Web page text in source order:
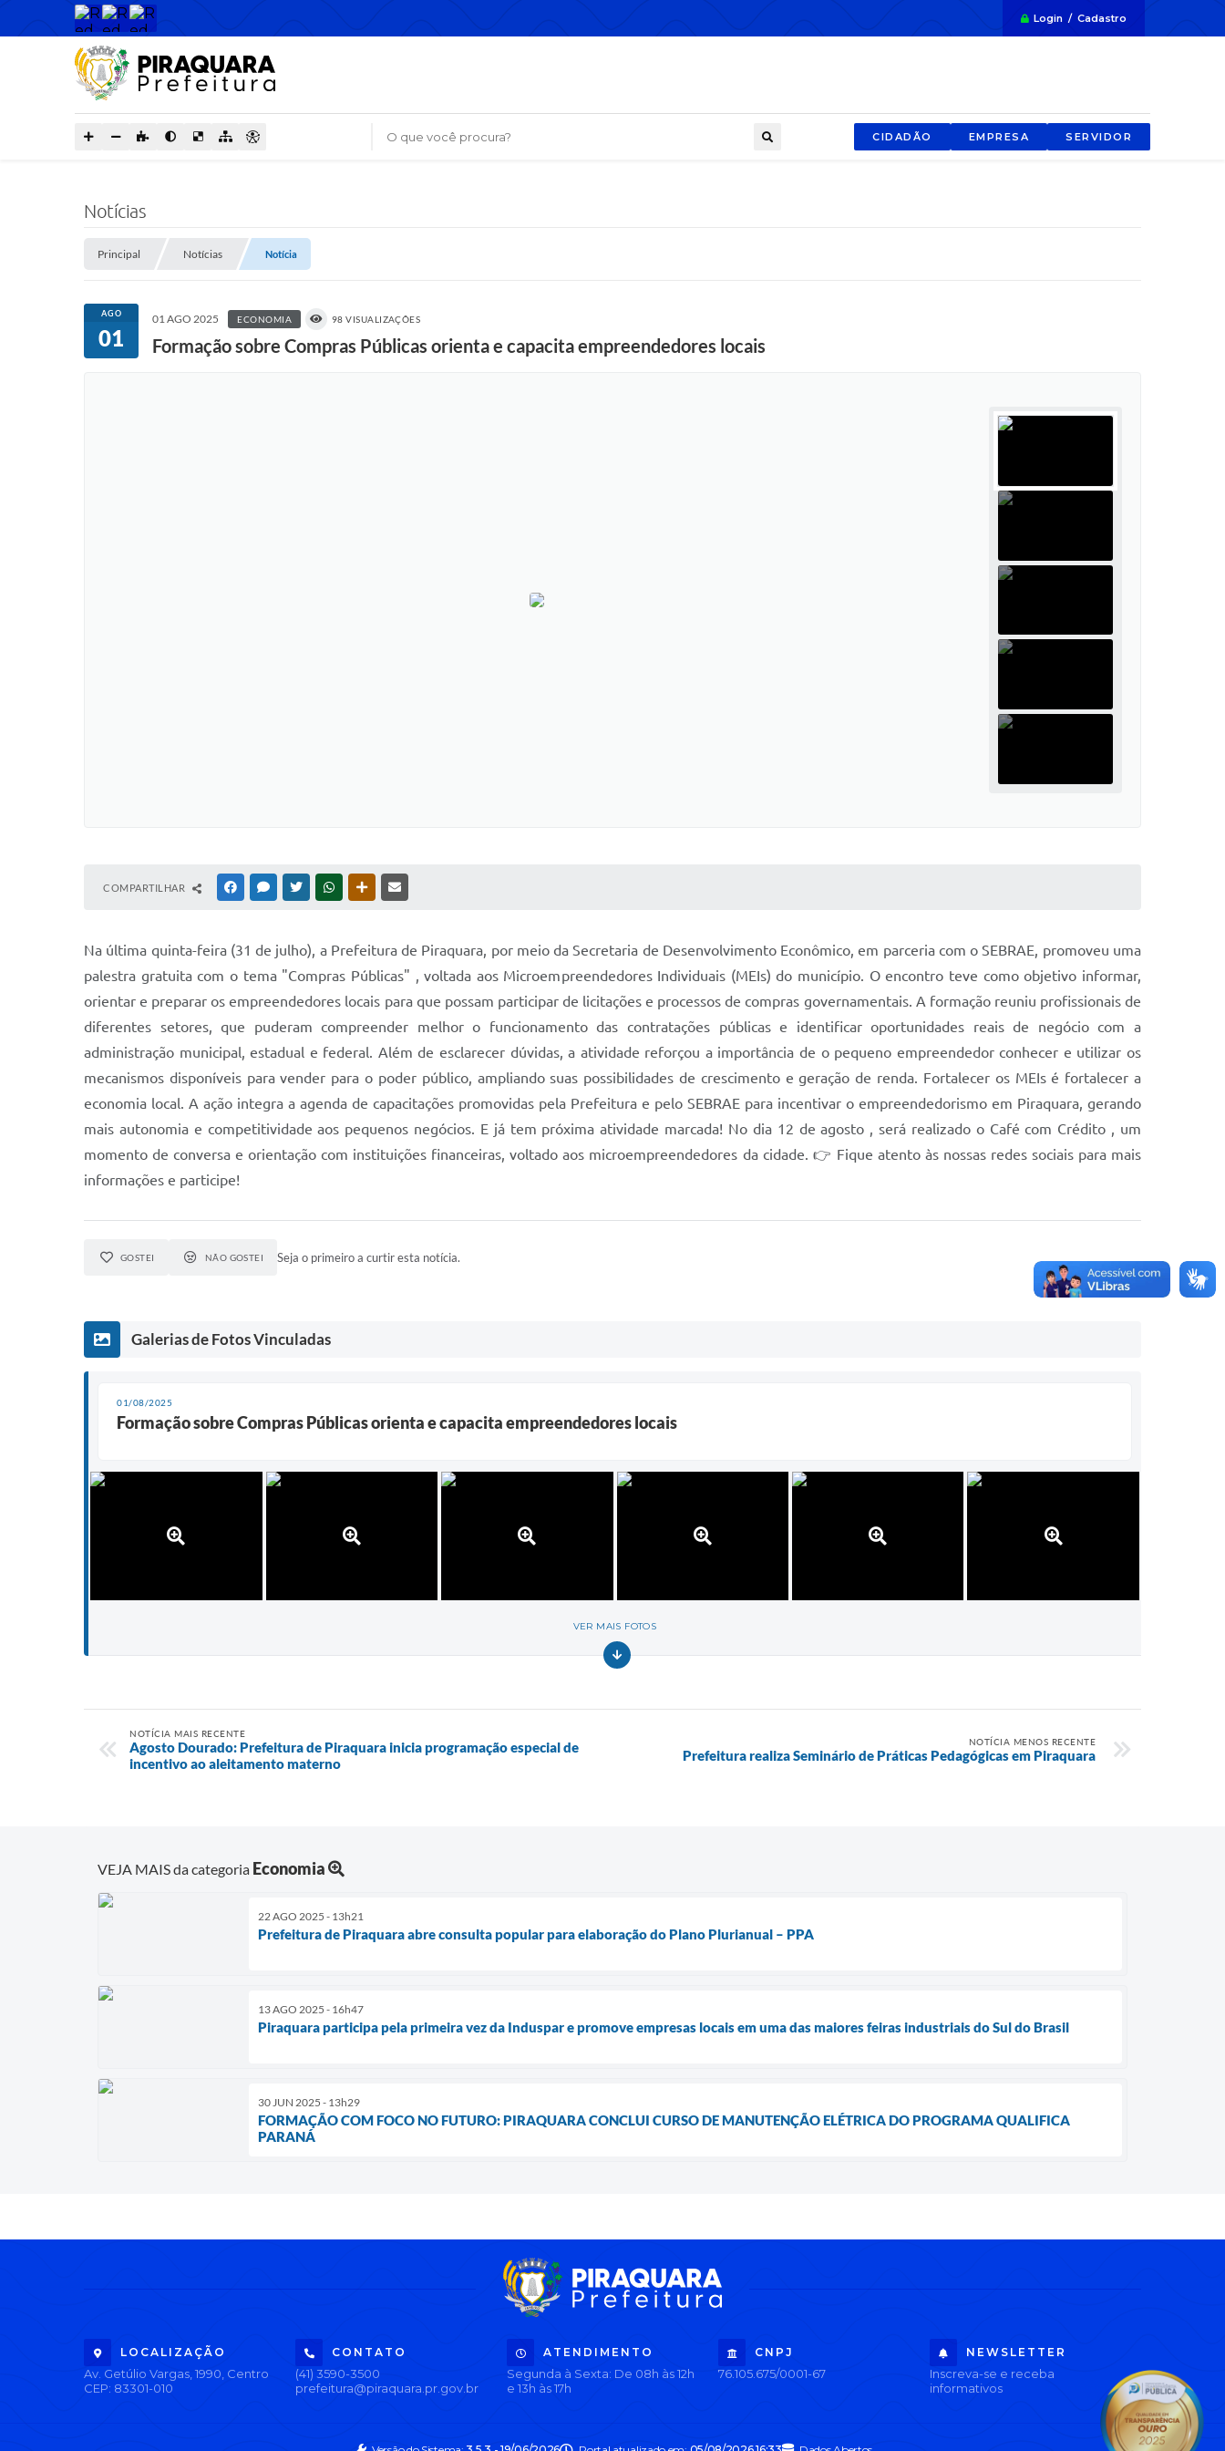
Login / Cadastro
O que você procura? CIDADÃO EMPRESA SERVIDOR
Notícias
Principal Notícias Notícia
AGO
01
01 AGO 2025 ECONOMIA 98 VISUALIZAÇÕES
Formação sobre Compras Públicas orienta e capacita empreendedores locais
COMPARTILHAR FACEBOOKMESSENGER
TWITTERWHATSAPPOUTRAS MÍDIAS
Na última quinta-feira (31 de julho), a Prefeitura de Piraquara, por meio da Secretaria de Desenvolvimento Econômico, em parceria com o SEBRAE, promoveu uma
palestra gratuita com o tema "Compras Públicas" , voltada aos Microempreendedores Individuais (MEIs) do município. O encontro teve como objetivo informar,
orientar e preparar os empreendedores locais para que possam participar de licitações e processos de compras governamentais. A formação reuniu profissionais de
diferentes setores, que puderam compreender melhor o funcionamento das contratações públicas e identificar oportunidades reais de negócio com a
administração municipal, estadual e federal. Além de esclarecer dúvidas, a atividade reforçou a importância de o pequeno empreendedor conhecer e utilizar os
mecanismos disponíveis para vender para o poder público, ampliando suas possibilidades de crescimento e geração de renda. Fortalecer os MEIs é fortalecer a
economia local. A ação integra a agenda de capacitações promovidas pela Prefeitura e pelo SEBRAE para incentivar o empreendedorismo em Piraquara, gerando
mais autonomia e competitividade aos pequenos negócios. E já tem próxima atividade marcada! No dia 12 de agosto , será realizado o Café com Crédito , um
momento de conversa e orientação com instituições financeiras, voltado aos microempreendedores da cidade. 👉 Fique atento às nossas redes sociais para mais
informações e participe!
GOSTEI NÃO GOSTEI Seja o primeiro a curtir esta notícia.
Galerias de Fotos Vinculadas
01/08/2025
Formação sobre Compras Públicas orienta e capacita empreendedores locais
VER MAIS FOTOS
NOTÍCIA MAIS RECENTE
Agosto Dourado: Prefeitura de Piraquara inicia programação especial de
incentivo ao aleitamento materno
NOTÍCIA MENOS RECENTE
Prefeitura realiza Seminário de Práticas Pedagógicas em Piraquara
VEJA MAIS da categoria Economia
22 AGO 2025 - 13h21
Prefeitura de Piraquara abre consulta popular para elaboração do Plano Plurianual – PPA
13 AGO 2025 - 16h47
Piraquara participa pela primeira vez da Induspar e promove empresas locais em uma das maiores feiras industriais do Sul do Brasil
30 JUN 2025 - 13h29
FORMAÇÃO COM FOCO NO FUTURO: PIRAQUARA CONCLUI CURSO DE MANUTENÇÃO ELÉTRICA DO PROGRAMA QUALIFICA
PARANÁ
LOCALIZAÇÃO
Av. Getúlio Vargas, 1990, Centro
CEP: 83301-010
CONTATO
(41) 3590-3500
prefeitura@piraquara.pr.gov.br
ATENDIMENTO
Segunda à Sexta: De 08h às 12h
e 13h às 17h
CNPJ
76.105.675/0001-67
NEWSLETTER
Inscreva-se e receba
informativos